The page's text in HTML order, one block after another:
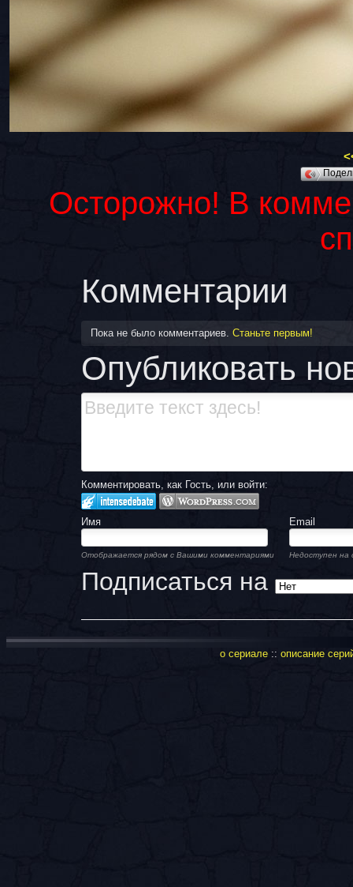
Осторожно! В
Комментарии
Пока не было комментариев. Станьте первым!
Опубликовать
Комментировать, как Гость, или войти:
Имя Email
Отображается рядом с Вашими комментариями Недоступен на
Подписаться на
о сериале :: описание